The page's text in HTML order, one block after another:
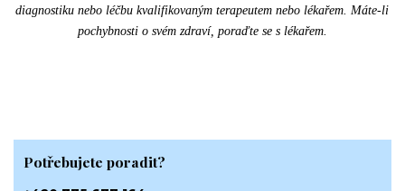
diagnostiku nebo léčbu kvalifikovaným terapeutem nebo lékařem. Máte-li
pochybnosti o svém zdraví, poraďte se s lékařem.
Potřebujete poradit?